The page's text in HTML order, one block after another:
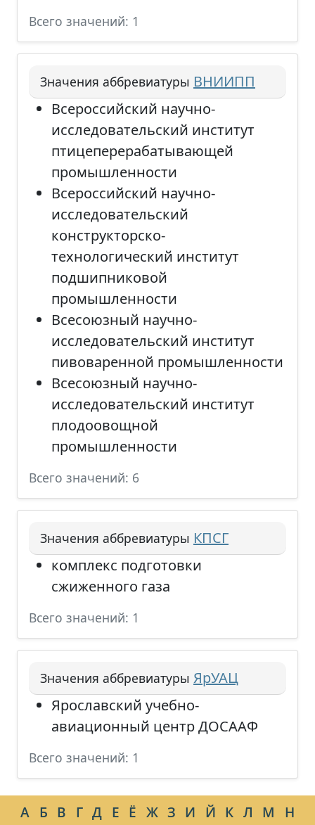
Всего значений: 1
Значения аббревиатуры ВНИИПП
Всероссийский научно-
исследовательский институт
птицеперерабатывающей
промышленности
Всероссийский научно-
исследовательский
конструкторско-
технологический институт
подшипниковой
промышленности
Всесоюзный научно-
исследовательский институт
пивоваренной промышленности
Всесоюзный научно-
исследовательский институт
плодоовощной
промышленности
Всего значений: 6
Значения аббревиатуры КПСГ
комплекс подготовки
сжиженного газа
Всего значений: 1
Значения аббревиатуры ЯрУАЦ
Ярославский учебно-
авиационный центр ДОСААФ
Всего значений: 1
А Б В Г Д Е Ё Ж З И Й К Л М
Н